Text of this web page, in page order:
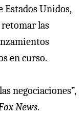
Estados Unidos,
retomar las
en curso.
negociaciones”,
News.